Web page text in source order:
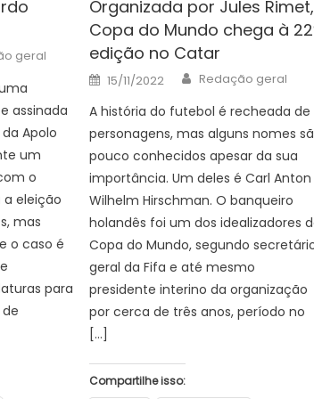
geral
assinada
Apolo
um
o
a eleição
mas
o caso é
para
Organizada por Jules Rimet,
Copa do Mundo chega à
edição no Catar
Posted
on
15/11/2022 Author
Redação geral
A história do futebol é recheada de
personagens, mas alguns nomes
pouco conhecidos apesar da sua
importância. Um deles é Carl Anton
Wilhelm Hirschman. O banqueiro
holandês foi um dos idealizadores
Copa do Mundo, segundo
geral da Fifa e até mesmo
presidente interino da organização
por cerca de três anos, período no
[…]
Compartilhe isso: